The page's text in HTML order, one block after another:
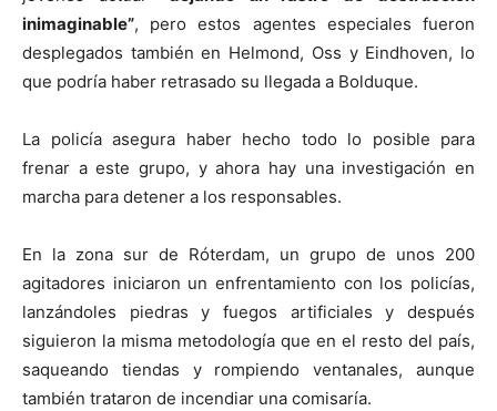
inimaginable”, pero estos agentes especiales fueron
desplegados también en Helmond, Oss y Eindhoven, lo
que podría haber retrasado su llegada a Bolduque.
La policía asegura haber hecho todo lo posible para
frenar a este grupo, y ahora hay una investigación en
marcha para detener a los responsables.
En la zona sur de Róterdam, un grupo de unos 200
agitadores iniciaron un enfrentamiento con los policías,
lanzándoles piedras y fuegos artificiales y después
siguieron la misma metodología que en el resto del país,
saqueando tiendas y rompiendo ventanales, aunque
también trataron de incendiar una comisaría.